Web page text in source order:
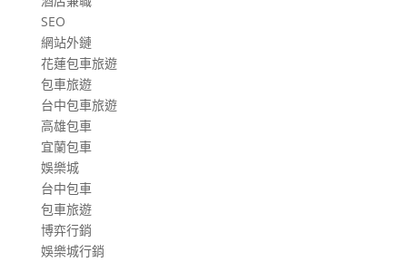
SEO
網站外鏈
花蓮包車旅遊
包車旅遊
台中包車旅遊
高雄包車
宜蘭包車
娛樂城
台中包車
包車旅遊
博弈行銷
娛樂城行銷